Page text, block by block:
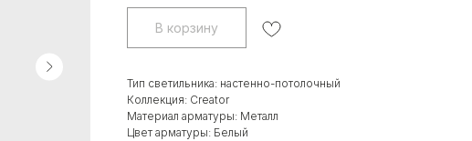
В корзину
Тип светильника: настенно-потолочный
Коллекция: Creator
Материал арматуры: Металл
Цвет арматуры: Белый